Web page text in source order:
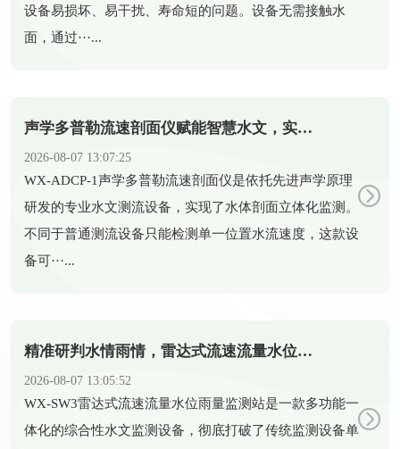
设备易损坏、易干扰、寿命短的问题。设备无需接触水
面，通过···...
声学多普勒流速剖面仪赋能智慧水文，实现水体剖面精准测流
2026-08-07 13:07:25
​WX-ADCP-1声学多普勒流速剖面仪是依托先进声学原理
研发的专业水文测流设备，实现了水体剖面立体化监测。
不同于普通测流设备只能检测单一位置水流速度，这款设
备可···...
精准研判水情雨情，雷达式流速流量水位雨量监测站助力科学防汛
2026-08-07 13:05:52
​WX-SW3雷达式流速流量水位雨量监测站是一款多功能一
体化的综合性水文监测设备，彻底打破了传统监测设备单